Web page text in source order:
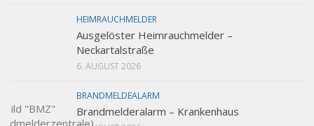
HEIMRAUCHMELDER
Ausgelöster Heimrauchmelder –
Neckartalstraße
6. AUGUST 2026
BRANDMELDEALARM
Brandmelderalarm – Krankenhaus